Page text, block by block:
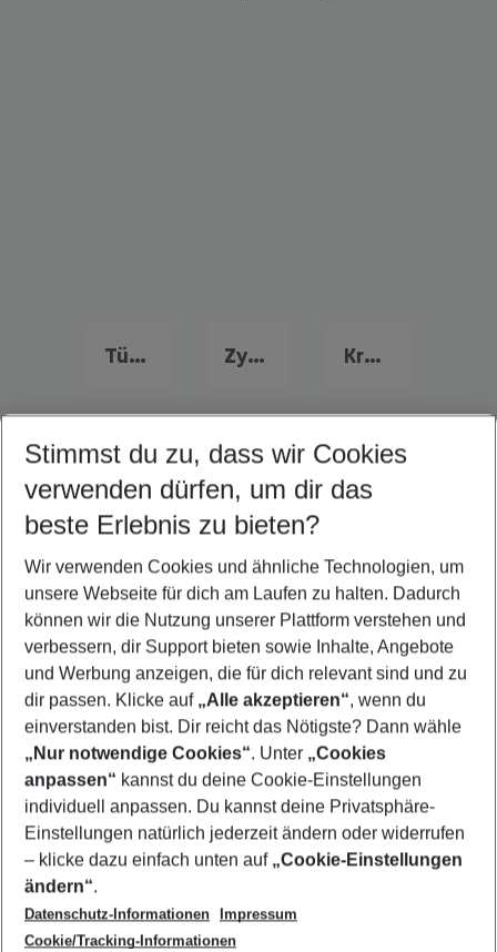
Türkei Frühbucher Angebote Zypern Flug & Hotel Kroatien Flug & Hotel
Quicklinks
Last Minute Mamari
Urlaub Mamari
Flug & Hotel Mamari
Pauschalreisen Mamari
Familienurlaub Mamari
Footer
Footer navigation
Über uns
AGB
Bestpreisgarantie
Cookie-Einstellungen ändern
Agenturbetreuung
Barrierefreies Reisen
Folge uns
Stimmst du zu, dass wir Cookies
verwenden dürfen, um dir das
beste Erlebnis zu bieten?
Wir verwenden Cookies und ähnliche Technologien, um
unsere Webseite für dich am Laufen zu halten. Dadurch
können wir die Nutzung unserer Plattform verstehen und
verbessern, dir Support bieten sowie Inhalte, Angebote
und Werbung anzeigen, die für dich relevant sind und zu
dir passen. Klicke auf „Alle akzeptieren“, wenn du
einverstanden bist. Dir reicht das Nötigste? Dann wähle
„Nur notwendige Cookies“. Unter „Cookies
anpassen“ kannst du deine Cookie-Einstellungen
individuell anpassen. Du kannst deine Privatsphäre-
Einstellungen natürlich jederzeit ändern oder widerrufen
– klicke dazu einfach unten auf „Cookie-Einstellungen
ändern“.
Datenschutz-Informationen
Impressum
Cookie/Tracking-Informationen